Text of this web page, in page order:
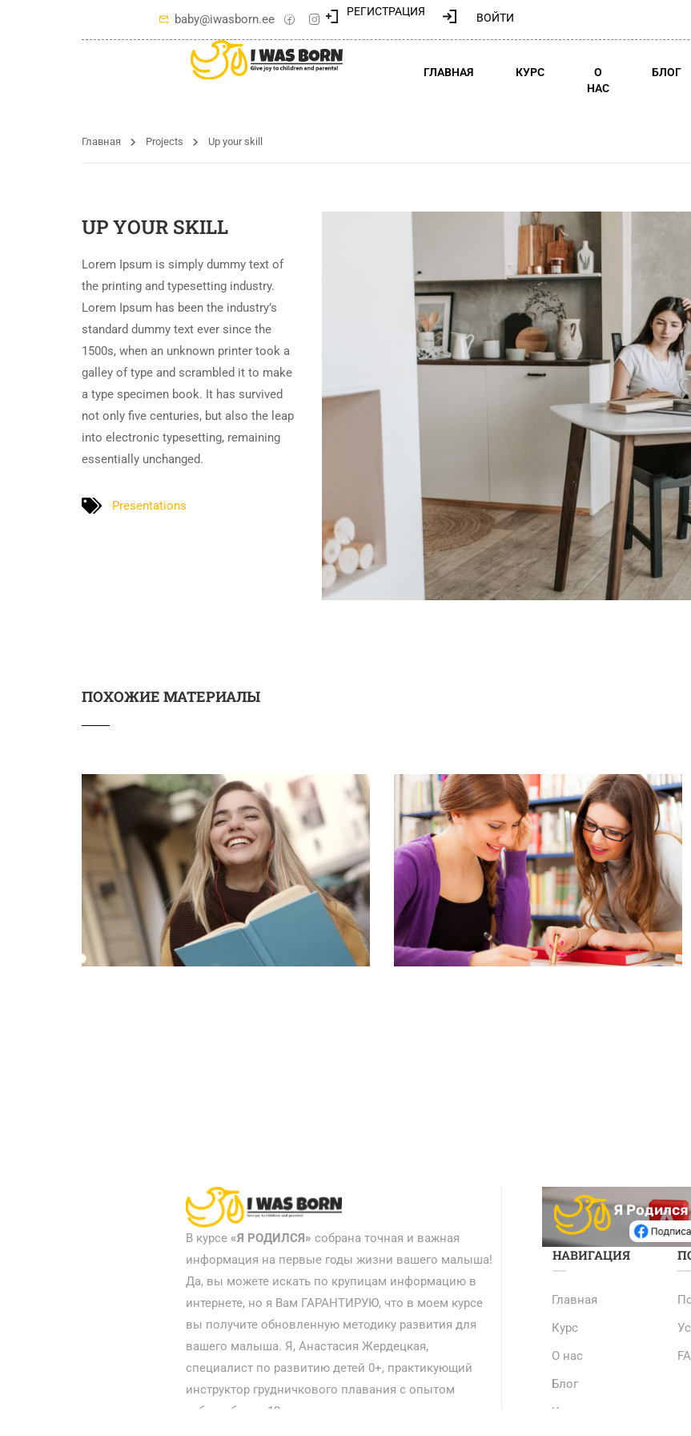
baby@iwasborn.ee
РЕГИСТРАЦИЯ ВОЙТИ
ГЛАВНАЯ КУРС
О
НАС
БЛОГ
Главная Projects Up your skill
UP YOUR SKILL
Lorem Ipsum is simply dummy text of
the printing and typesetting industry.
Lorem Ipsum has been the industry’s
standard dummy text ever since the
1500s, when an unknown printer took a
galley of type and scrambled it to make
a type specimen book. It has survived
not only five centuries, but also the leap
into electronic typesetting, remaining
essentially unchanged.
Presentations
ПОХОЖИЕ МАТЕРИАЛЫ
В курсе «Я РОДИЛСЯ» собрана точная и важная
информация на первые годы жизни вашего малыша!
Да, вы можете искать по крупицам информацию в
интернете, но я Вам ГАРАНТИРУЮ, что в моем курсе
вы получите обновленную методику развития для
вашего малыша. Я, Анастасия Жердецкая,
специалист по развитию детей 0+, практикующий
инструктор грудничкового плавания с опытом
работы более 12 лет, улучшаю качество жизни через
Я Родился
НАВИГАЦИЯ
Главная
Курс
О нас
Блог
Контакты